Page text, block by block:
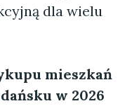
dla wielu
mieszkań
w 2026